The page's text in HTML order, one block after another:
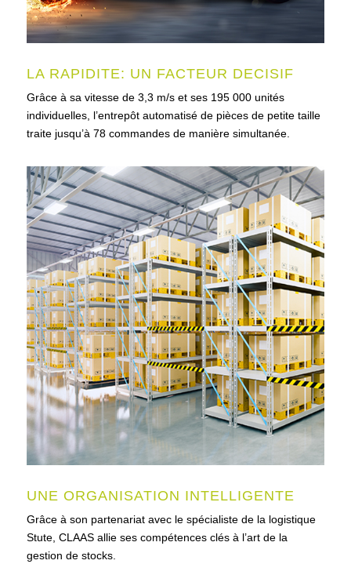
LA RAPIDITE: UN FACTEUR DECISIF
Grâce à sa vitesse de 3,3 m/s et ses 195 000 unités
individuelles, l’entrepôt automatisé de pièces de petite taille
traite jusqu’à 78 commandes de manière simultanée.
UNE ORGANISATION INTELLIGENTE
Grâce à son partenariat avec le spécialiste de la logistique
Stute, CLAAS allie ses compétences clés à l’art de la
gestion de stocks.